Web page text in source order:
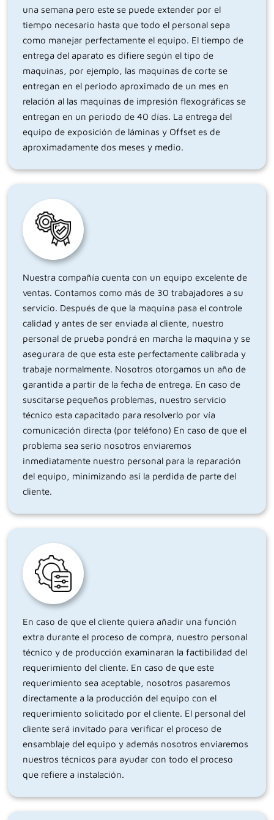
una semana pero este se puede extender por el
tiempo necesario hasta que todo el personal sepa
como manejar perfectamente el equipo. El tiempo de
entrega del aparato es difiere según el tipo de
maquinas, por ejemplo, las maquinas de corte se
entregan en el periodo aproximado de un mes en
relación al las maquinas de impresión flexográficas se
entregan en un periodo de 40 días. La entrega del
equipo de exposición de láminas y Offset es de
aproximadamente dos meses y medio.
Nuestra compañía cuenta con un equipo excelente de
ventas. Contamos como más de 30 trabajadores a su
servicio. Después de que la maquina pasa el controle
calidad y antes de ser enviada al cliente, nuestro
personal de prueba pondrá en marcha la maquina y se
asegurara de que esta este perfectamente calibrada y
trabaje normalmente. Nosotros otorgamos un año de
garantida a partir de la fecha de entrega. En caso de
suscitarse pequeños problemas, nuestro servicio
técnico esta capacitado para resolverlo por vía
comunicación directa (por teléfono) En caso de que el
problema sea serio nosotros enviaremos
inmediatamente nuestro personal para la reparación
del equipo, minimizando así la perdida de parte del
cliente.
En caso de que el cliente quiera añadir una función
extra durante el proceso de compra, nuestro personal
técnico y de producción examinaran la factibilidad del
requerimiento del cliente. En caso de que este
requerimiento sea aceptable, nosotros pasaremos
directamente a la producción del equipo con el
requerimiento solicitado por el cliente. El personal del
cliente será invitado para verificar el proceso de
ensamblaje del equipo y además nosotros enviaremos
nuestros técnicos para ayudar con todo el proceso
que refiere a instalación.